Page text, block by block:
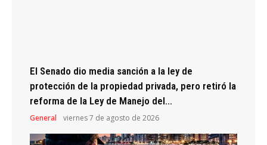
El Senado dio media sanción a la ley de
protección de la propiedad privada, pero retiró la
reforma de la Ley de Manejo del...
General viernes 7 de agosto de 2026